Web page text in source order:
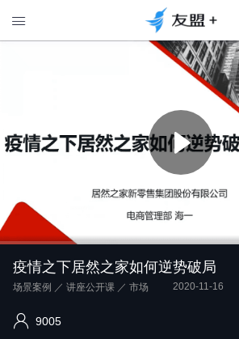

疫情之下居然之家如何逆势破局
场景案例 ／ 讲座公开课 ／ 市场 2020-11-16
9005